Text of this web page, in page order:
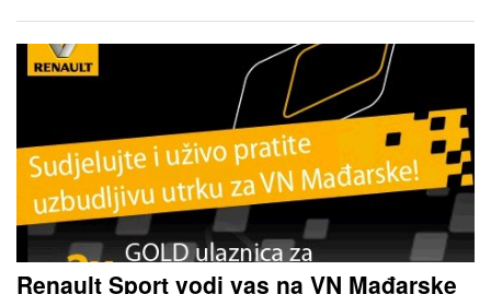
Renault Sport vodi vas na VN Mađarske